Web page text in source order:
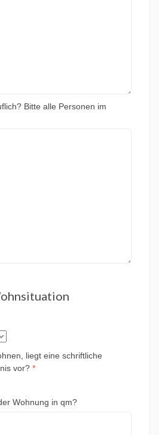
Bitte alle Personen im
liegt eine schriftliche
vor? *
Wohnung in qm?